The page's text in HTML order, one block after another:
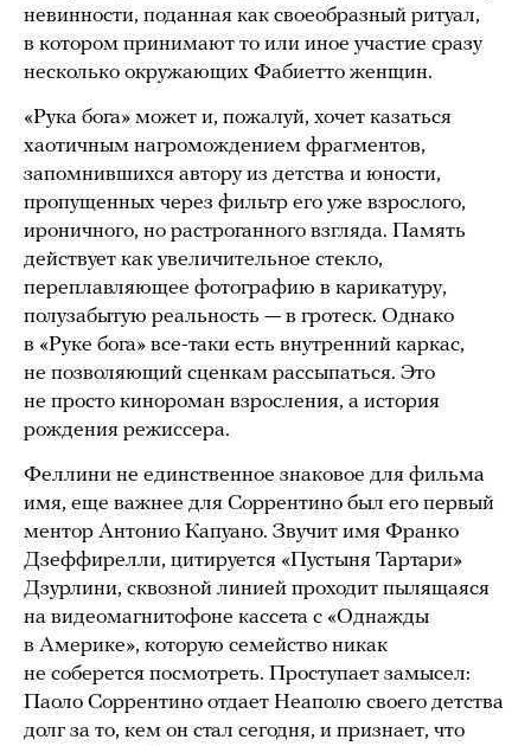
невинности, поданная как своеобразный ритуал,
в котором принимают то или иное участие сразу
несколько окружающих Фабиетто женщин.
«Рука бога» может и, пожалуй, хочет казаться
хаотичным нагромождением фрагментов,
запомнившихся автору из детства и юности,
пропущенных через фильтр его уже взрослого,
ироничного, но растроганного взгляда. Память
действует как увеличительное стекло,
переплавляющее фотографию в карикатуру,
полузабытую реальность — в гротеск. Однако
в «Руке бога» все-таки есть внутренний каркас,
не позволяющий сценкам рассыпаться. Это
не просто кинороман взросления, а история
рождения режиссера.
Феллини не единственное знаковое для фильма
имя, еще важнее для Соррентино был его первый
ментор Антонио Капуано. Звучит имя Франко
Дзеффирелли, цитируется «Пустыня Тартари»
Дзурлини, сквозной линией проходит пылящаяся
на видеомагнитофоне кассета с «Однажды
в Америке», которую семейство никак
не соберется посмотреть. Проступает замысел:
Паоло Соррентино отдает Неаполю своего детства
долг за то, кем он стал сегодня, и признает, что